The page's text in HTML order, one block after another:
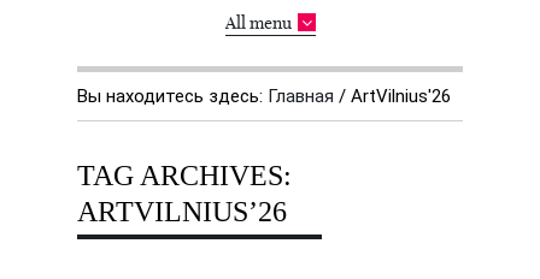
All menu
Вы находитесь здесь: Главная / ArtVilnius'26
TAG ARCHIVES:
ARTVILNIUS’26